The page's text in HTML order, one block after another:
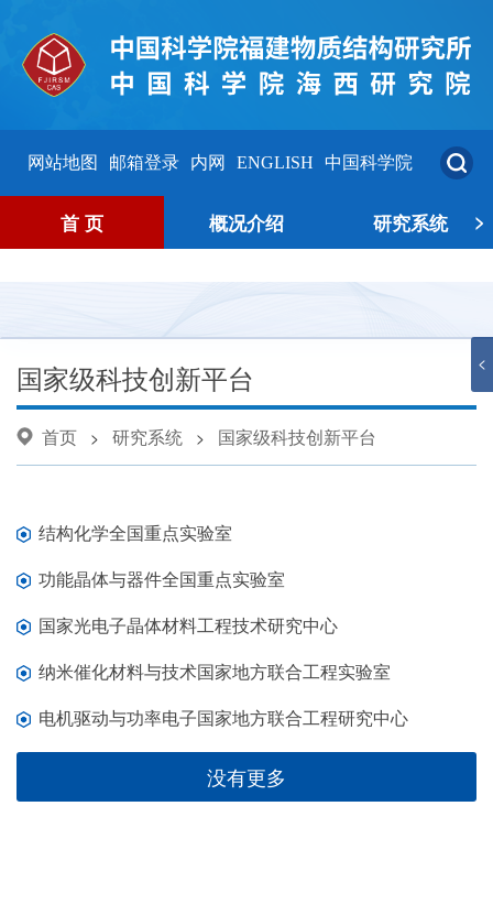
网站地图 邮箱登录 内网 ENGLISH 中国科学院
首 页 概况介绍 研究系统 >
<
国家级科技创新平台
首页 > 研究系统 > 国家级科技创新平台
结构化学全国重点实验室
功能晶体与器件全国重点实验室
国家光电子晶体材料工程技术研究中心
纳米催化材料与技术国家地方联合工程实验室
电机驱动与功率电子国家地方联合工程研究中心
没有更多